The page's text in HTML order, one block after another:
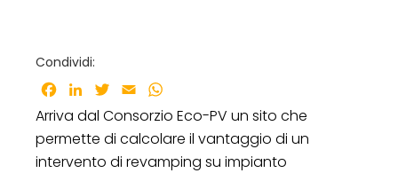
Condividi:
Facebook
LinkedInTwitter
Email
Arriva dal Consorzio Eco-PV un sito che
permette di calcolare il vantaggio di un
intervento di revamping su impianto